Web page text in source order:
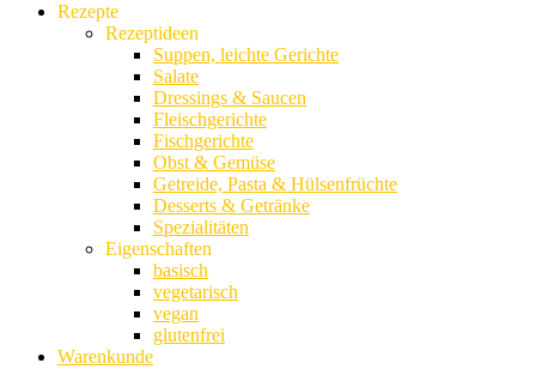
Rezepte
Rezeptideen
Suppen, leichte Gerichte
Salate
Dressings & Saucen
Fleischgerichte
Fischgerichte
Obst & Gemüse
Getreide, Pasta & Hülsenfrüchte
Desserts & Getränke
Spezialitäten
Eigenschaften
basisch
vegetarisch
vegan
glutenfrei
Warenkunde